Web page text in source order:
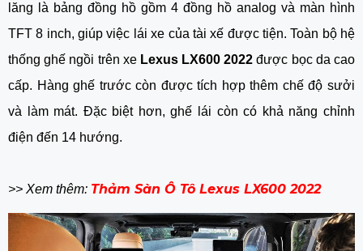
lăng là bảng đồng hồ gồm 4 đồng hồ analog và màn hình
TFT 8 inch, giúp việc lái xe của tài xế được tiện. Toàn bộ hệ
thống ghế ngồi trên xe Lexus LX600 2022 được bọc da cao
cấp. Hàng ghế trước còn được tích hợp thêm chế độ sưởi
và làm mát. Đặc biệt hơn, ghế lái còn có khả năng chỉnh
điện đến 14 hướng.
>> Xem thêm: Thảm Sàn Ô Tô Lexus LX600 2022